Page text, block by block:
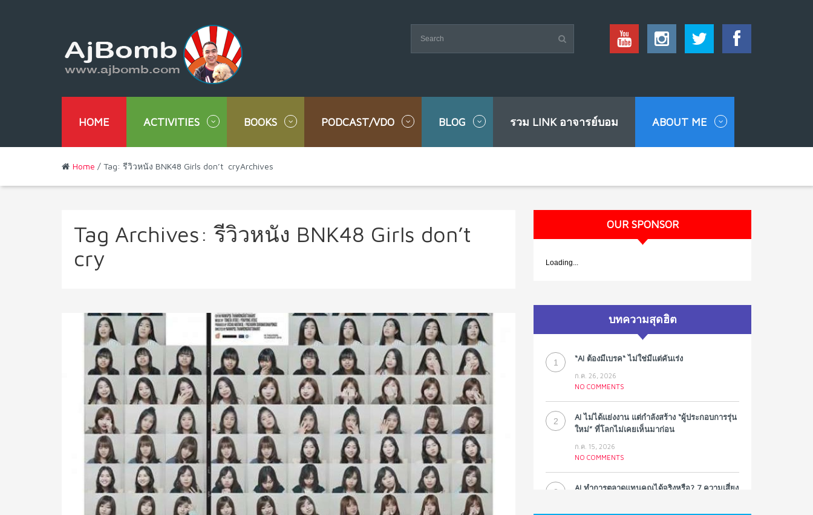
HOME ACTIVITIES BOOKS PODCAST/VDO BLOG รวม LINK อาจารย์บอม ABOUT ME
Home / Tag: รีวิวหนัง BNK48 Girls don’t cryArchives
Tag Archives:รีวิวหนัง BNK48 Girls don’t
cry
OUR SPONSOR
Loading...
บทความสุดฮิต
1 “AI ต้องมีเบรค“ ไม่ใช่มีแต่คันเร่ง
ก.ค. 26, 2026
NO COMMENTS
2
AI ไม่ได้แย่งงาน แต่กำลังสร้าง “ผู้ประกอบการรุ่น
ใหม่” ที่โลกไม่เคยเห็นมาก่อน
ก.ค. 15, 2026
NO COMMENTS
3
AI ทำการตลาดแทนคุณได้จริงหรือ? 7 ความเสี่ยง